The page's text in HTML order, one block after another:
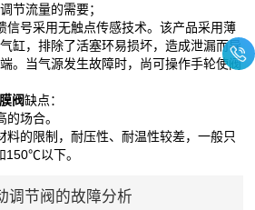
节流量的需要；
号采用无触点传感技术。该产品采用薄
缸，排除了活塞环易损坏，造成泄漏而导
。当气源发生故障时，尚可操作手轮使阀
阀缺点：
场合。
的限制，耐压性、耐温性较差，一般只
150℃以下。
调节阀的故障分析